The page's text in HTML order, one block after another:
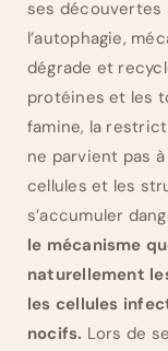
ses découvertes
l’autophagie,
dégrade et
protéines et les
famine, la
ne parvient pas à
cellules et les
s’accumuler
le mécanisme
naturellement
les cellules
nocifs. Lors de